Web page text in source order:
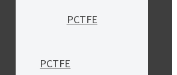
PCTFE
PCTFE